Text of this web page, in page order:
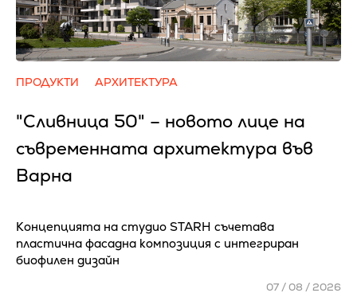
ПРОДУКТИ АРХИТЕКТУРА
"Сливница 50" – новото лице на
съвременната архитектура във
Варна
Концепцията на студио STARH съчетава
пластична фасадна композиция с интегриран
биофилен дизайн
07 / 08 / 2026